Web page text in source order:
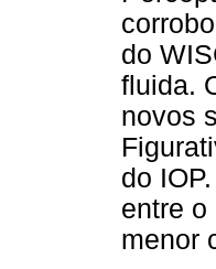
do
fluida.
novos
do
entre o
menor